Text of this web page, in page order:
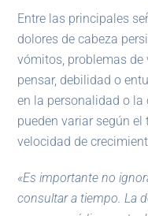
Entre las principales
dolores de cabeza
vómitos, problemas
pensar, debilidad o
en la personalidad o
pueden variar según
velocidad de
«Es importante no
consultar a tiempo. La